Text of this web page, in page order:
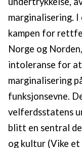
marginalisering.
kampen for
Norge og
intoleranse for
marginalisering
funksjonsevne.
velferdsstatens
blitt en sentral
og kultur (Vike et